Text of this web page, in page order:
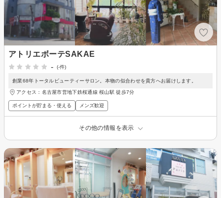
アトリエボーテSAKAE
-
(-件)
創業68年トータルビューティーサロン。本物の似合わせを貴方へお届けします。
アクセス：名古屋市営地下鉄桜通線 桜山駅 徒歩7分
ポイントが貯まる・使える メンズ歓迎
その他の情報を表示